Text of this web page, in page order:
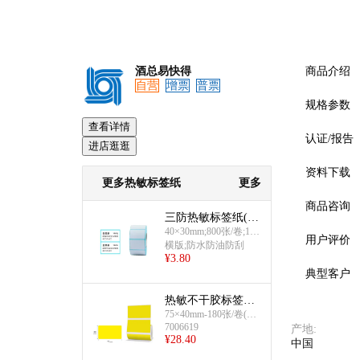
酒总易快得
自营
增票 普票
查看详情
进店逛逛
更多热敏标签纸 更多
三防热敏标签纸(横
版40×30mm)
40×30mm;800张/卷;100
卷/箱
横版;防水防油防刮
¥3.80
热敏不干胶标签纸
(黄色 可打印)
75×40mm-180张/卷(黄
色)
7006619
¥28.40
商品介绍
规格参数
认证/报告
资料下载
商品咨询
用户评价
典型客户
产地:
中国